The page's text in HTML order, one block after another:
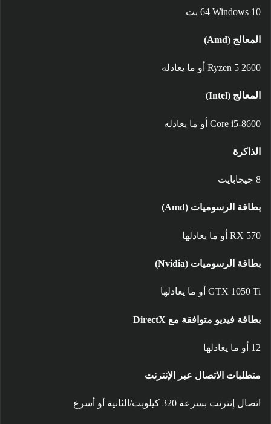
Windows 10‏ 64 بت
المعالج (Amd)
Ryzen 5 2600 أو ما يعادله
المعالج (Intel)
Core i5-8600 أو ما يعادله
الذاكرة
8 جيجابايت
بطاقة الرسوميات (Amd)
RX 570 أو ما يعادلها
بطاقة الرسوميات (Nvidia)
GTX 1050 Ti أو ما يعادلها
بطاقة فيديو متوافقة مع DirectX
12 أو ما يعادلها
متطلبات الاتصال عبر الإنترنت
اتصال إنترنت بسرعة 320 كيلوبت/الثانية أو أسرع